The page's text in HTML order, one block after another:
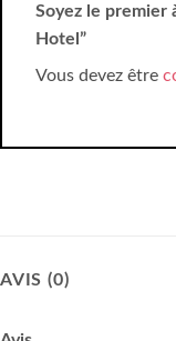
Soyez le premier
Hotel”
Vous devez être
AVIS (0)